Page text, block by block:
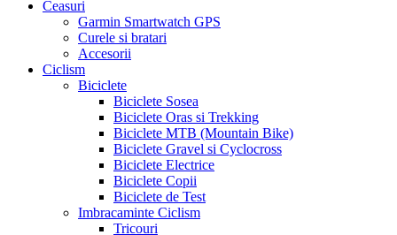
Ceasuri
Garmin Smartwatch GPS
Curele si bratari
Accesorii
Ciclism
Biciclete
Biciclete Sosea
Biciclete Oras si Trekking
Biciclete MTB (Mountain Bike)
Biciclete Gravel si Cyclocross
Biciclete Electrice
Biciclete Copii
Biciclete de Test
Imbracaminte Ciclism
Tricouri